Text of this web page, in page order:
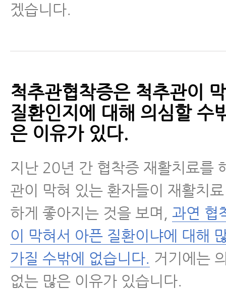
겠습니다.
척추관협착증은 척추관이
질환인지에 대해 의심할 수
은 이유가 있다.
지난 20년 간 협착증 재활치료를
관이 막혀 있는 환자들이 재활치
하게 좋아지는 것을 보며, 과연 협
이 막혀서 아픈 질환이냐에 대해
가질 수밖에 없습니다. 거기에는
없는 많은 이유가 있습니다.